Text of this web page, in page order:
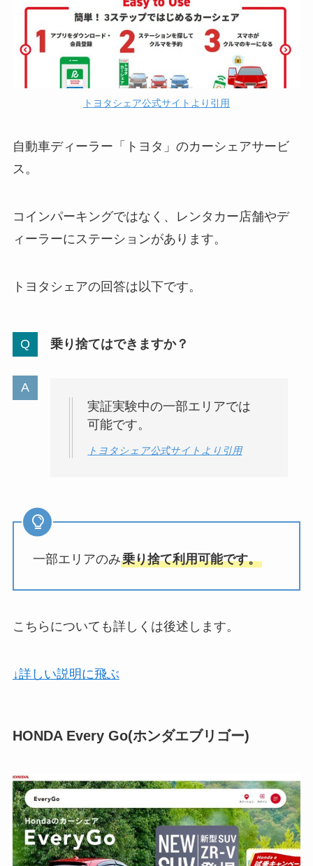
トヨタシェア公式サイトより引用
自動車ディーラー「トヨタ」のカーシェアサービ
ス。
コインパーキングではなく、レンタカー店舗やデ
ィーラーにステーションがあります。
トヨタシェアの回答は以下です。
乗り捨てはできますか？
実証実験中の一部エリアでは
可能です。
トヨタシェア公式サイトより引用
一部エリアのみ乗り捨て利用可能です。
こちらについても詳しくは後述します。
↓詳しい説明に飛ぶ
HONDA Every Go(ホンダエブリゴー)